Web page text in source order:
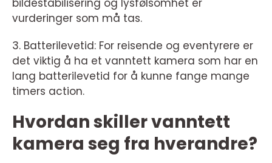
bildestabilisering og lysfølsomhet er
vurderinger som må tas.
3. Batterilevetid: For reisende og eventyrere er
det viktig å ha et vanntett kamera som har en
lang batterilevetid for å kunne fange mange
timers action.
Hvordan skiller vanntett
kamera seg fra hverandre?